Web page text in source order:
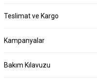
Teslimat ve Kargo
Kampanyalar
Bakım Kılavuzu